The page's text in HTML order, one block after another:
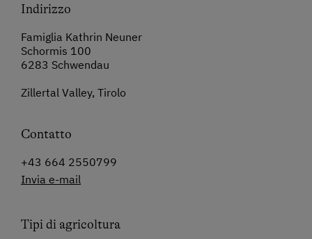
Indirizzo
Famiglia Kathrin Neuner
Schormis 100
6283 Schwendau
Zillertal Valley, Tirolo
Contatto
+43 664 2550799
Invia e-mail
Tipi di agricoltura